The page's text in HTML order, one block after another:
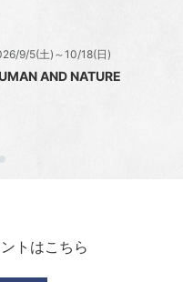
9/5(土)～10/18(日)
AND NATURE
トはこちら